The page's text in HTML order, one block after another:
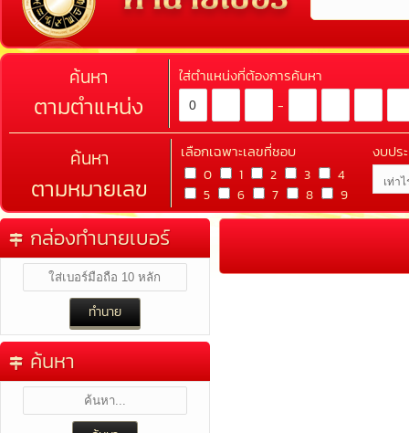
ค้นหา
ตามตำแหน่ง
ใส่ตำแหน่งที่ต้องการค้นหา
-
ค้นหา
ตามหมายเลข
เลือกเฉพาะเลขที่ชอบ
0 1 2 3
4
5
6 7 8 9
งบปร
กล่องทำนายเบอร์
ค้นหา